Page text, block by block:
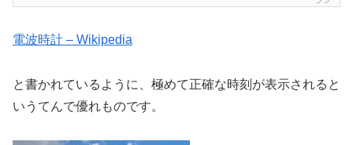
電波時計 – Wikipedia
と書かれているように、極めて正確な時刻が表示されると
いうてんで優れものです。